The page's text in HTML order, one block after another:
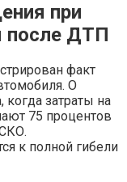
при
после ДТП
факт
О
когда затраты на
75 процентов
к полной гибели